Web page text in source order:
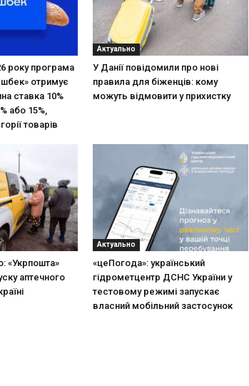
року програма
отримує
ставка 10%
або 15%,
товарів
Актуально
У Данії повідомили про нові
правила для біженців: кому
можуть відмовити у прихистку
«Укрпошта»
аптечного
Актуально
«цеПогода»: український
гідрометцентр ДСНС України у
тестовому режимі запускає
власний мобільний застосунок